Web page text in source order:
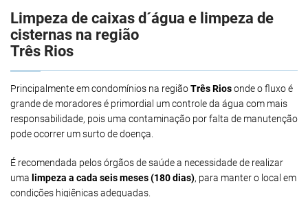
Limpeza de caixas d´água e limpeza de
cisternas na região
Três Rios
Principalmente em condomínios na regiãoTrês Riosonde o fluxo é
grande de moradores é primordial um controle da água com mais
responsabilidade, pois uma contaminação por falta de manutenção
pode ocorrer um surto de doença.
É recomendada pelos órgãos de saúde a necessidade de realizar
uma limpeza a cada seis meses (180 dias), para manter o local em
condições higiênicas adequadas.